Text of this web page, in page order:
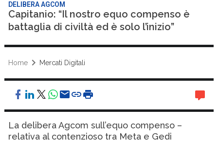
DELIBERA AGCOM
Capitanio: “Il nostro equo compenso è
battaglia di civiltà ed è solo l’inizio”
Home Mercati Digitali
La delibera Agcom sull’equo compenso –
relativa al contenzioso tra Meta e Gedi